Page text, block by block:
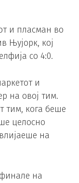
и пласман во
Њујорк, кој
со 4:0.
и
на овој тим.
тим, кога беше
целосно
на
на